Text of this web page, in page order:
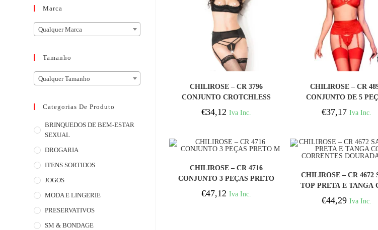
CHILIROSE – CR 3796
CONJUNTO CROTCHLESS
QUATRO PEAS PRETO S/M
€34,12 Iva Inc.
CHILIROSE – CR
CONJUNTO DE 5
VERMELHO S
€37,17 Iva Inc.
CHILIROSE – CR 4716
CONJUNTO 3 PEÇAS PRETO
M
€47,12 Iva Inc.
CHILIROSE – CR 4672
TOP PRETA E TANGA
CORRENTES
€44,29 Iva Inc.
Marca
Qualquer Marca
Tamanho
Qualquer Tamanho
Categorias De Produto
BRINQUEDOS DE BEM-ESTAR
SEXUAL
DROGARIA
ITENS SORTIDOS
JOGOS
MODA E LINGERIE
PRESERVATIVOS
SM & BONDAGE